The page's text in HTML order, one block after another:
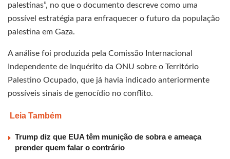
palestinas”, no que o documento descreve como uma
possível estratégia para enfraquecer o futuro da população
palestina em Gaza.
A análise foi produzida pela Comissão Internacional
Independente de Inquérito da ONU sobre o Território
Palestino Ocupado, que já havia indicado anteriormente
possíveis sinais de genocídio no conflito.
Leia Também
Trump diz que EUA têm munição de sobra e ameaça
prender quem falar o contrário